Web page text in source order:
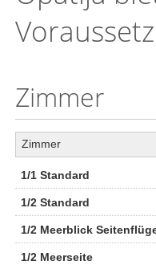
Zimmer
Zimmer
1/1 Standard
1/2 Standard
1/2 Meerblick
1/2 Meerseite